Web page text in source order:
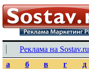
Реклама на Sostav.ru
а
б в г д